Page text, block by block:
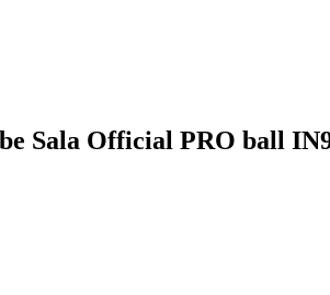
Sala Official PRO ball